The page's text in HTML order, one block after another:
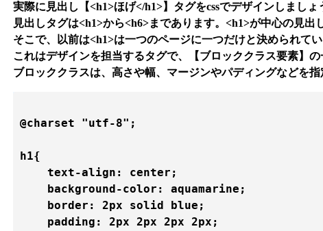
実際に見出し【<h1>ほげ</h1>】タグをcssでデザインしましょ
見出しタグは<h1>から<h6>まであります。<h1>が中心の見出
そこで、以前は<h1>は一つのページに一つだけと決められてい
これはデザインを担当するタグで、【ブロッククラス要素】の
ブロッククラスは、高さや幅、マージンやパディングなどを指
@charset "utf-8";
h1{
    text-align: center;
    background-color: aquamarine;
    border: 2px solid blue;
    padding: 2px 2px 2px 2px;